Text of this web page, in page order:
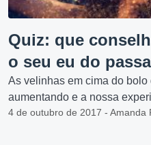
Quiz: que
o seu eu do
As velinhas em cima do
aumentando e a nossa
4 de outubro de 2017 - Amanda